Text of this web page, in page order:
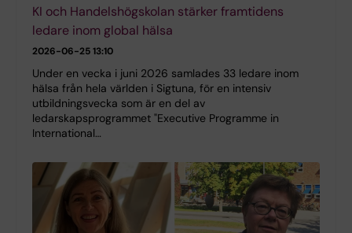
KI och Handelshögskolan stärker framtidens
ledare inom global hälsa
2026-06-25 13:10
Under en vecka i juni 2026 samlades 33 ledare inom
hälsa från hela världen i Sigtuna, för en intensiv
utbildningsvecka som är en del av
ledarskapsprogrammet "Executive Programme in
International…